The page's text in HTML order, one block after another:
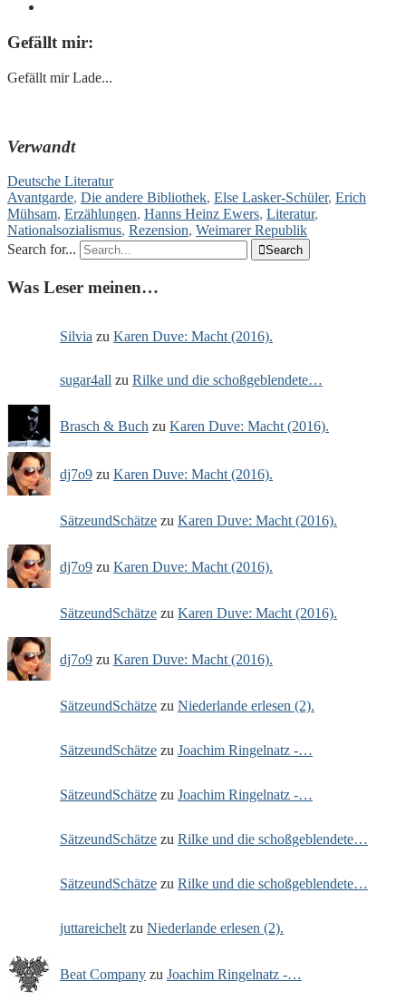
Gefällt mir:
Gefällt mir Lade...
Verwandt
Deutsche Literatur
Avantgarde, Die andere Bibliothek, Else Lasker-Schüler, Erich
Mühsam, Erzählungen, Hanns Heinz Ewers, Literatur,
Nationalsozialismus, Rezension, Weimarer Republik
Search for...
Search
Was Leser meinen…
Silvia zu Karen Duve: Macht (2016).
sugar4all zu Rilke und die schoßgeblendete…
Brasch & Buch zu Karen Duve: Macht (2016).
dj7o9 zu Karen Duve: Macht (2016).
SätzeundSchätze zu Karen Duve: Macht (2016).
dj7o9 zu Karen Duve: Macht (2016).
SätzeundSchätze zu Karen Duve: Macht (2016).
dj7o9 zu Karen Duve: Macht (2016).
SätzeundSchätze zu Niederlande erlesen (2).
SätzeundSchätze zu Joachim Ringelnatz -…
SätzeundSchätze zu Joachim Ringelnatz -…
SätzeundSchätze zu Rilke und die schoßgeblendete…
SätzeundSchätze zu Rilke und die schoßgeblendete…
juttareichelt zu Niederlande erlesen (2).
Beat Company zu Joachim Ringelnatz -…